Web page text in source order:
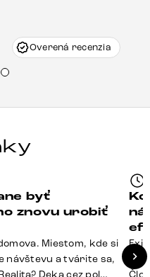
pravdepodobne
pristúpili
produkty Delife
Overená recenzia
byť
znovu urobiť
Miestom, kde si
návštevu a tvárite sa,
Deka cez pol